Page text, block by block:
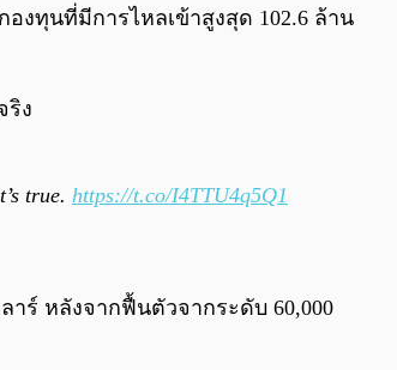
องทุนที่มีการไหลเข้าสูงสุด 102.6 ล้าน
ริง
true. https://t.co/I4TTU4q5Q1
ร์ หลังจากฟื้นตัวจากระดับ 60,000